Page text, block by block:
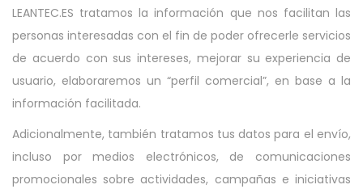
LEANTEC.ES tratamos la información que nos facilitan las
personas interesadas con el fin de poder ofrecerle servicios
de acuerdo con sus intereses, mejorar su experiencia de
usuario, elaboraremos un “perfil comercial”, en base a la
información facilitada.
Adicionalmente, también tratamos tus datos para el envío,
incluso por medios electrónicos, de comunicaciones
promocionales sobre actividades, campañas e iniciativas